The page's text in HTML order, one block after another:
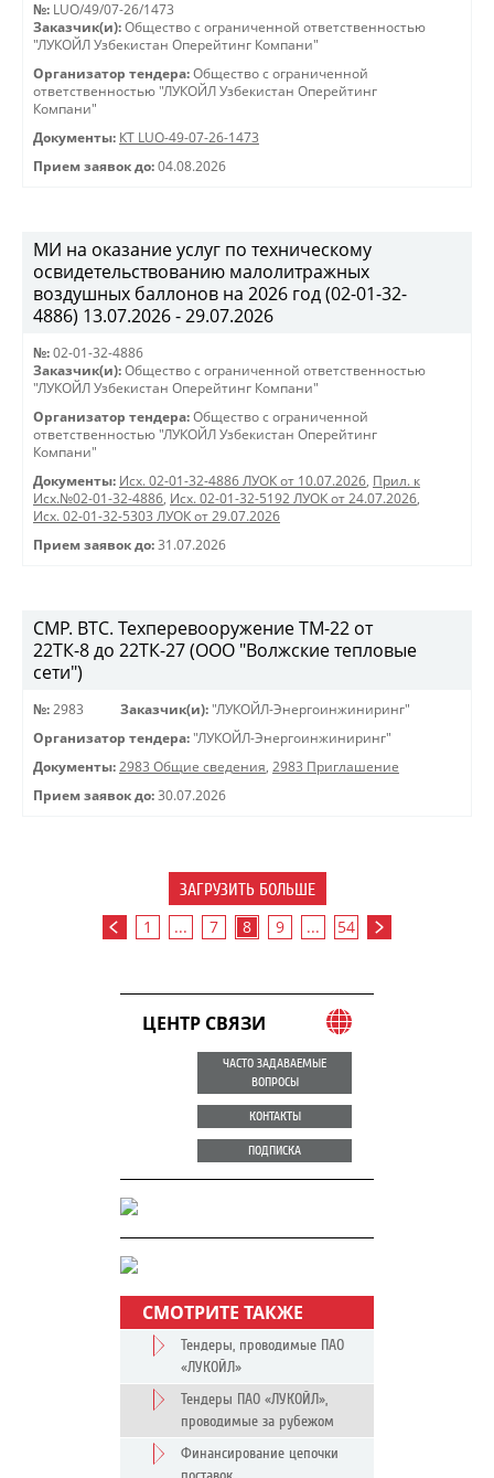
№: LUO/49/07-26/1473
Заказчик(и): Общество с ограниченной ответственностью
"ЛУКОЙЛ Узбекистан Оперейтинг Компани"
Организатор тендера: Общество с ограниченной
ответственностью "ЛУКОЙЛ Узбекистан Оперейтинг
Компани"
Документы: КТ LUO-49-07-26-1473
Прием заявок до: 04.08.2026
МИ на оказание услуг по техническому
освидетельствованию малолитражных
воздушных баллонов на 2026 год (02-01-32-
4886) 13.07.2026 - 29.07.2026
№: 02-01-32-4886
Заказчик(и): Общество с ограниченной ответственностью
"ЛУКОЙЛ Узбекистан Оперейтинг Компани"
Организатор тендера: Общество с ограниченной
ответственностью "ЛУКОЙЛ Узбекистан Оперейтинг
Компани"
Документы: Исх. 02-01-32-4886 ЛУОК от 10.07.2026, Прил. к
Исх.№02-01-32-4886, Исх. 02-01-32-5192 ЛУОК от 24.07.2026,
Исх. 02-01-32-5303 ЛУОК от 29.07.2026
Прием заявок до: 31.07.2026
СМР. ВТС. Техперевооружение ТМ-22 от
22ТК-8 до 22ТК-27 (ООО "Волжские тепловые
сети")
№: 2983 Заказчик(и): "ЛУКОЙЛ-Энергоинжиниринг"
Организатор тендера: "ЛУКОЙЛ-Энергоинжиниринг"
Документы: 2983 Общие сведения, 2983 Приглашение
Прием заявок до: 30.07.2026
ЗАГРУЗИТЬ БОЛЬШЕ
1 ... 7 8 9 ... 54
ЦЕНТР СВЯЗИ
ЧАСТО ЗАДАВАЕМЫЕ
ВОПРОСЫ
КОНТАКТЫ
ПОДПИСКА
СМОТРИТЕ ТАКЖЕ
Тендеры, проводимые ПАО
«ЛУКОЙЛ»
Тендеры ПАО «ЛУКОЙЛ»,
проводимые за рубежом
Финансирование цепочки